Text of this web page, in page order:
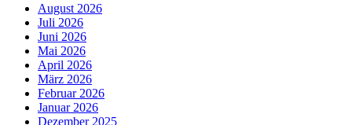
August 2026
Juli 2026
Juni 2026
Mai 2026
April 2026
März 2026
Februar 2026
Januar 2026
Dezember 2025